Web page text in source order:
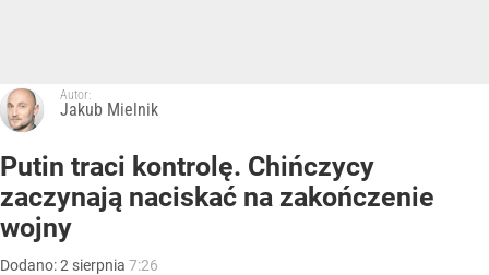
Autor:
Jakub Mielnik
Putin traci kontrolę. Chińczycy
zaczynają naciskać na zakończenie
wojny
Dodano:2 sierpnia 7:26